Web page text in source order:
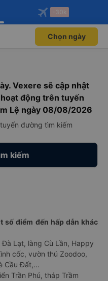
độc
Mở app
máy bay qua
Mở app
-30k
Chọn ngày
Vexere sẽ cập nhật
động trên tuyến
Lệ ngày 08/08/2026
đường tìm kiếm
kiếm
số điểm đến hấp dẫn khác
Đà Lạt, làng Cù Lần, Happy
cốc, vườn thú Zoodoo,
Cầu Đất,...
Trần Phú, tháp Trầm